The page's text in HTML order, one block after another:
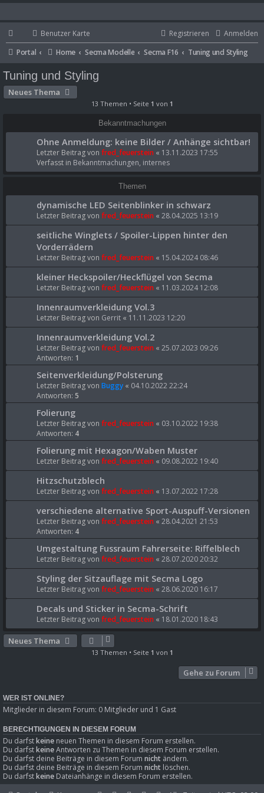
Benutzer Karte Anmelden
Registrieren
Portal
Home Secma Modelle Secma F16 Tuning und Styling
Tuning und Styling
Neues Thema
13 Themen • Seite 1 von 1
Bekanntmachungen
Ohne Anmeldung: keine Bilder / Anhänge sichtbar!
Letzter Beitrag von fred_feuerstein « 13.11.2023 17:55
Verfasst in Bekanntmachungen, internes
Themen
dynamische LED Seitenblinker in schwarz
Letzter Beitrag von fred_feuerstein « 28.04.2025 13:19
seitliche Winglets / Spoiler-Lippen hinter den
Vorderrädern
Letzter Beitrag von fred_feuerstein « 15.04.2024 08:46
kleiner Heckspoiler/Heckflügel von Secma
Letzter Beitrag von fred_feuerstein « 11.03.2024 12:08
Innenraumverkleidung Vol.3
Letzter Beitrag von Gerrit « 11.11.2023 12:20
Innenraumverkleidung Vol.2
Letzter Beitrag von fred_feuerstein « 25.07.2023 09:26
Antworten: 1
Seitenverkleidung/Polsterung
Letzter Beitrag von Buggy « 04.10.2022 22:24
Antworten: 5
Folierung
Letzter Beitrag von fred_feuerstein « 03.10.2022 19:38
Antworten: 4
Folierung mit Hexagon/Waben Muster
Letzter Beitrag von fred_feuerstein « 09.08.2022 19:40
Hitzschutzblech
Letzter Beitrag von fred_feuerstein « 13.07.2022 17:28
verschiedene alternative Sport-Auspuff-Versionen
Letzter Beitrag von fred_feuerstein « 28.04.2021 21:53
Antworten: 4
Umgestaltung Fussraum Fahrerseite: Riffelblech
Letzter Beitrag von fred_feuerstein « 28.07.2020 20:32
Styling der Sitzauflage mit Secma Logo
Letzter Beitrag von fred_feuerstein « 28.06.2020 16:17
Decals und Sticker in Secma-Schrift
Letzter Beitrag von fred_feuerstein « 18.01.2020 18:43
Neues Thema
13 Themen • Seite 1 von 1
Gehe zu Forum
WER IST ONLINE?
Mitglieder in diesem Forum: 0 Mitglieder und 1 Gast
BERECHTIGUNGEN IN DIESEM FORUM
Du darfstkeine neuen Themen in diesem Forum erstellen.
Du darfstkeineAntworten zu Themen in diesem Forum erstellen.
Du darfst deine Beiträge in diesem Forum nicht ändern.
Du darfst deine Beiträge in diesem Forum nicht löschen.
Du darfstkeine Dateianhänge in diesem Forum erstellen.